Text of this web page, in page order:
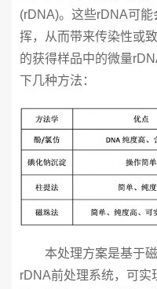
(rDNA)。这些rDNA可
挥，从而带来传染性或
的获得样品中的微量
下几种方法：
本处理方案是基于磁
rDNA前处理系统，可实